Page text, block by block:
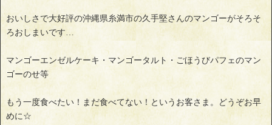
おいしさで大好評の沖縄県糸満市の久手堅さんのマンゴーがそろそ
ろおしまいです…
マンゴーエンゼルケーキ・マンゴータルト・ごほうびパフェのマン
ゴーのせ等
もう一度食べたい！まだ食べてない！というお客さま。どうぞお早
めに☆